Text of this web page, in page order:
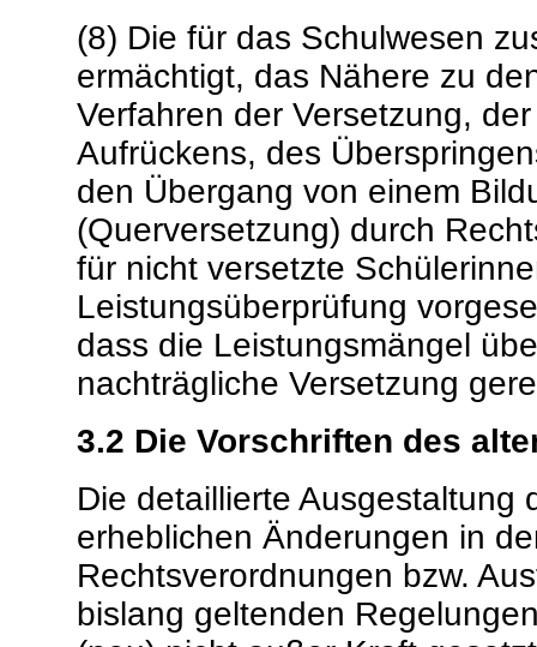
(8) Die für das Schulwesen
ermächtigt, das Nähere zu
Verfahren der Versetzung,
Aufrückens, des
den Übergang von einem
(Querversetzung) durch
für nicht versetzte
Leistungsüberprüfung
dass die Leistungsmängel
nachträgliche Versetzung
3.2 Die Vorschriften des
Die detaillierte Ausgestaltung
erheblichen Änderungen in
Rechtsverordnungen bzw.
bislang geltenden